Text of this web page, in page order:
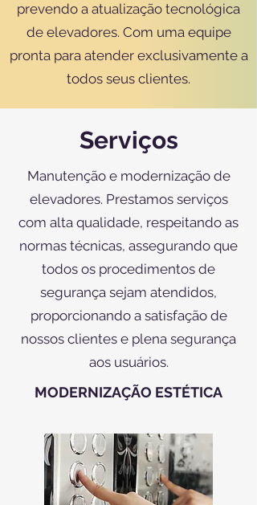
prevendo a atualização tecnológica
de elevadores. Com uma equipe
pronta para atender exclusivamente a
todos seus clientes.
Serviços
Manutenção e modernização de
elevadores. Prestamos serviços
com alta qualidade, respeitando as
normas técnicas, assegurando que
todos os procedimentos de
segurança sejam atendidos,
proporcionando a satisfação de
nossos clientes e plena segurança
aos usuários.
MODERNIZAÇÃO ESTÉTICA